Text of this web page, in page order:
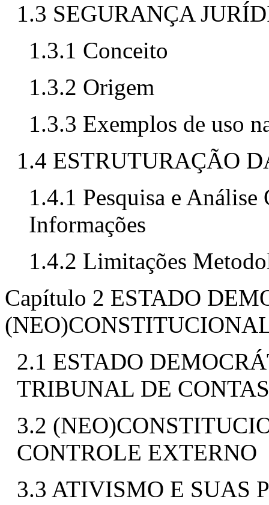
1.3 SEGURANÇA
1.3.1 Conceito
1.3.2 Origem
1.3.3 Exemplos de uso
1.4 ESTRUTURAÇÃO
1.4.1 Pesquisa e
Informações
1.4.2 Limitações
Capítulo 2 ESTADO
2.1 ESTADO
TRIBUNAL DE CONTAS
3.2
CONTROLE EXTERNO
3.3 ATIVISMO E SUAS